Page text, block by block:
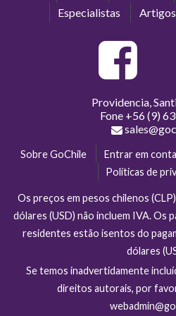
Especialistas
Artigos
Providencia,
Fone +56 (9)
Sobre GoChile Entrar em
Políticas de
Os preços em pesos chilenos
dólares (USD) não incluem IVA. Os
residentes estão isentos do
dólares
Se temos inadvertidamente
direitos autorais, por